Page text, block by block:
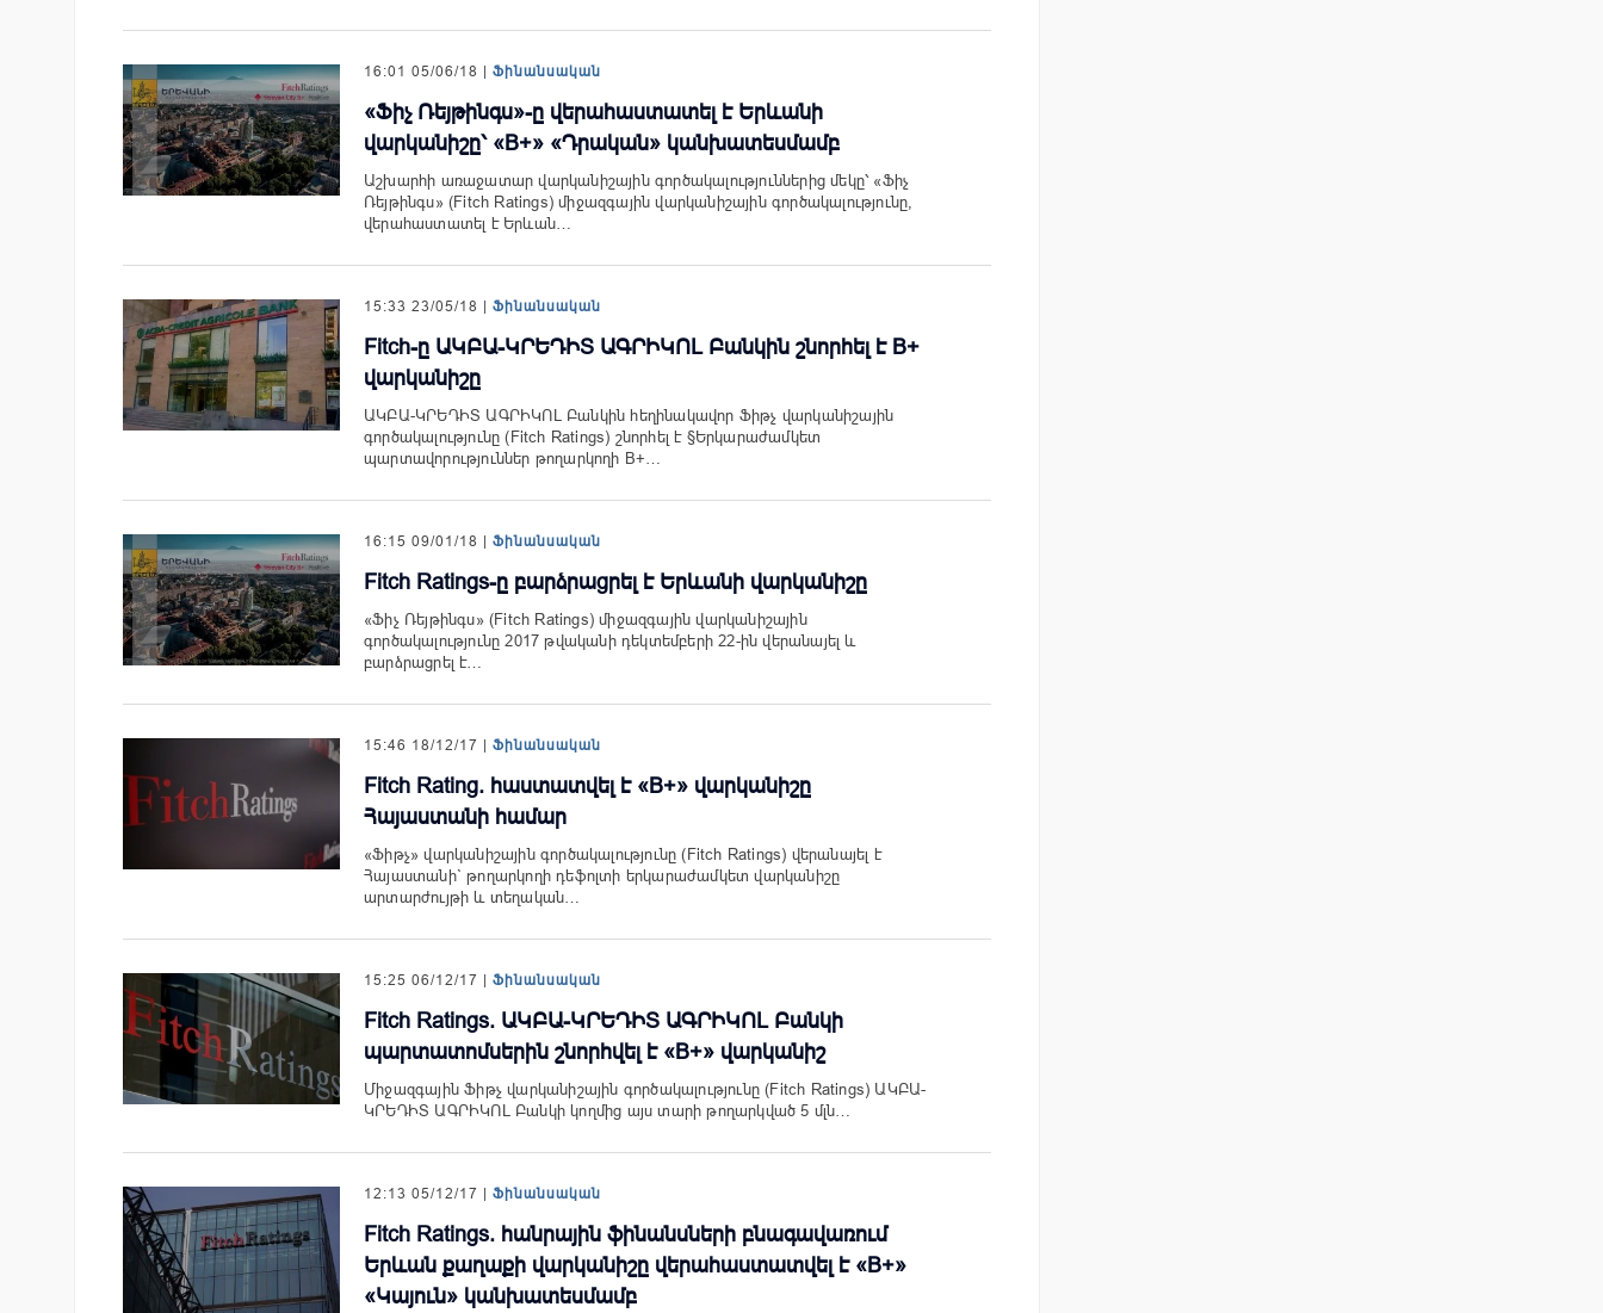
16:01 05/06/18 | Ֆինանսական
«Ֆիչ Ռեյթինգս»-ը վերահաստատել է Երևանի
վարկանիշը՝ «B+» «Դրական» կանխատեսմամբ
Աշխարհի առաջատար վարկանիշային գործակալություններից մեկը՝ «Ֆիչ
Ռեյթինգս» (Fitch Ratings) միջազգային վարկանիշային գործակալությունը,
վերահաստատել է Երևան…
15:33 23/05/18 | Ֆինանսական
Fitch-ը ԱԿԲԱ-ԿՐԵԴԻՏ ԱԳՐԻԿՈԼ Բանկին շնորհել է B+
վարկանիշը
ԱԿԲԱ-ԿՐԵԴԻՏ ԱԳՐԻԿՈԼ Բանկին հեղինակավոր Ֆիթչ վարկանիշային
գործակալությունը (Fitch Ratings) շնորհել է §Երկարաժամկետ
պարտավորություններ թողարկողի B+…
16:15 09/01/18 | Ֆինանսական
Fitch Ratings-ը բարձրացրել է Երևանի վարկանիշը
«Ֆիչ Ռեյթինգս» (Fitch Ratings) միջազգային վարկանիշային
գործակալությունը 2017 թվականի դեկտեմբերի 22-ին վերանայել և
բարձրացրել է…
15:46 18/12/17 | Ֆինանսական
Fitch Rating. հաստատվել է «B+» վարկանիշը
Հայաստանի համար
«Ֆիթչ» վարկանիշային գործակալությունը (Fitch Ratings) վերանայել է
Հայաստանի` թողարկողի դեֆոլտի երկարաժամկետ վարկանիշը
արտարժույթի և տեղական…
15:25 06/12/17 | Ֆինանսական
Fitch Ratings. ԱԿԲԱ-ԿՐԵԴԻՏ ԱԳՐԻԿՈԼ Բանկի
պարտատոմսերին շնորհվել է «B+» վարկանիշ
Միջազգային Ֆիթչ վարկանիշային գործակալությունը (Fitch Ratings) ԱԿԲԱ-
ԿՐԵԴԻՏ ԱԳՐԻԿՈԼ Բանկի կողմից այս տարի թողարկված 5 մլն…
12:13 05/12/17 | Ֆինանսական
Fitch Ratings. հանրային ֆինանսների բնագավառում
Երևան քաղաքի վարկանիշը վերահաստատվել է «B+»
«Կայուն» կանխատեսմամբ